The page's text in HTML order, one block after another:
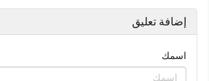
إضافة تعليق
اسمك